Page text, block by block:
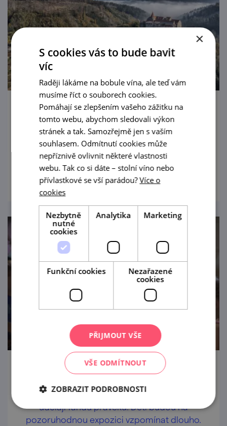
Státní hrad Pernštejn
V Čechách mají Karlštejn, na Moravě máme
Pernštejn. Fotogeničtější hrad aby pohledal!
prohlédnout
Archeopark Pavlov
Prehistorie je pravěká nuda? V Pavlově z vás
udělají fandu pravěku! Děti budou na
pozoruhodnou expozici vzpomínat dlouho.
×
S cookies vás to bude bavit
víc
Raději lákáme na bobule vína, ale teď vám
musíme říct o souborech cookies.
Pomáhají se zlepšením vašeho zážitku na
tomto webu, abychom sledovali výkon
stránek a tak. Samozřejmě jen s vaším
souhlasem. Odmítnutí cookies může
nepříznivě ovlivnit některé vlastnosti
webu. Tak co si dáte – stolní víno nebo
přívlastkové se vší parádou?Více o
cookies
Nezbytně
nutné
cookies
Analytika Marketing
Funkční cookies
Nezařazené
cookies
PŘIJMOUT VŠE
VŠE ODMÍTNOUT
ZOBRAZIT PODROBNOSTI